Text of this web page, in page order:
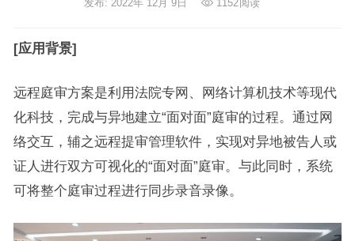
发布: 2022年 12月 9日 1152阅读
[应用背景]
远程庭审方案是利用法院专网、网络计算机技术等现代
化科技，完成与异地建立“面对面”庭审的过程。通过网
络交互，辅之远程提审管理软件，实现对异地被告人或
证人进行双方可视化的“面对面”庭审。与此同时，系统
可将整个庭审过程进行同步录音录像。